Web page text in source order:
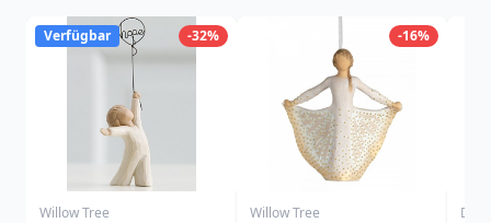
-32%
Verfügbar
Willow Tree
-16%
Willow Tree